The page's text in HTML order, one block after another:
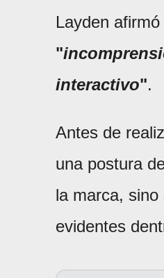
Layden
"
interactivo".
Antes de
una postura
la marca,
evidentes